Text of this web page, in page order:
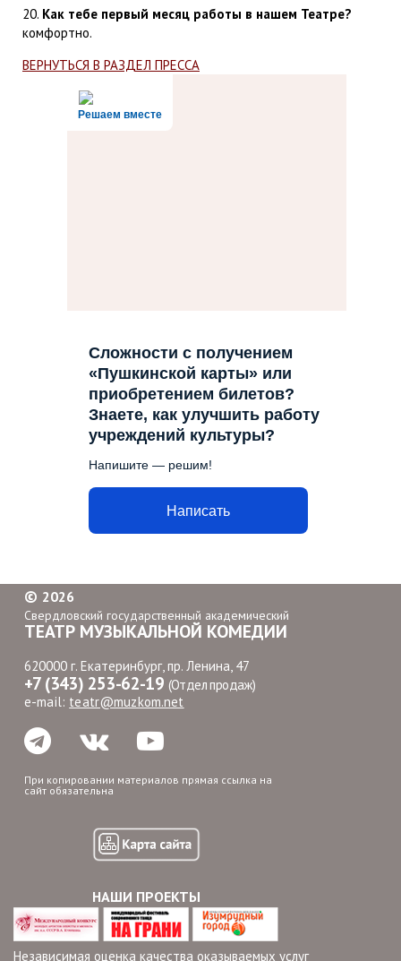
20. Как тебе первый месяц работы в нашем Театре?
комфортно.
ВЕРНУТЬСЯ В РАЗДЕЛ ПРЕССА
Решаем вместе
Сложности с получением
«Пушкинской карты» или
приобретением билетов?
Знаете, как улучшить работу
учреждений культуры?
Напишите — решим!
Написать
© 2026
Свердловский государственный академический
ТЕАТР МУЗЫКАЛЬНОЙ КОМЕДИИ
620000 г. Екатеринбург, пр. Ленина, 47
+7 (343) 253-62-19 (Отдел продаж)
e-mail: teatr@muzkom.net
При копировании материалов прямая ссылка на
сайт обязательна
НАШИ ПРОЕКТЫ
Независимая оценка качества оказываемых услуг